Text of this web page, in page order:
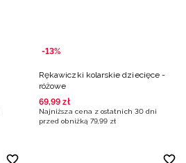
-13%
Rękawiczki kolarskie dziecięce -
różowe
69,99 zł
Najniższa cena z ostatnich 30 dni
przed obniżką 79,99 zł
Słowacki / EUR
Ukraiński / UAH